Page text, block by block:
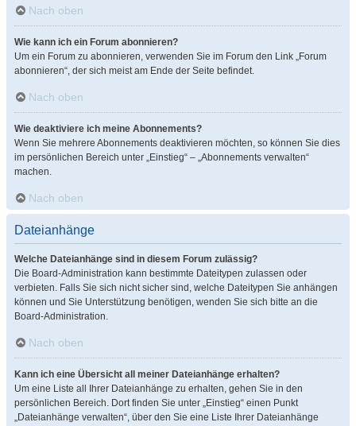
Nach oben
Wie kann ich ein Forum abonnieren?
Um ein Forum zu abonnieren, verwenden Sie im Forum den Link „Forum
abonnieren“, der sich meist am Ende der Seite befindet.
Nach oben
Wie deaktiviere ich meine Abonnements?
Wenn Sie mehrere Abonnements deaktivieren möchten, so können Sie dies
im persönlichen Bereich unter „Einstieg“ – „Abonnements verwalten“
machen.
Nach oben
Dateianhänge
Welche Dateianhänge sind in diesem Forum zulässig?
Die Board-Administration kann bestimmte Dateitypen zulassen oder
verbieten. Falls Sie sich nicht sicher sind, welche Dateitypen Sie anhängen
können und Sie Unterstützung benötigen, wenden Sie sich bitte an die
Board-Administration.
Nach oben
Kann ich eine Übersicht all meiner Dateianhänge erhalten?
Um eine Liste all Ihrer Dateianhänge zu erhalten, gehen Sie in den
persönlichen Bereich. Dort finden Sie unter „Einstieg“ einen Punkt
„Dateianhänge verwalten“, über den Sie eine Liste Ihrer Dateianhänge